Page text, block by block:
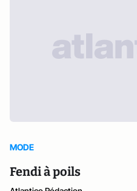
MODE
Fendi à poils